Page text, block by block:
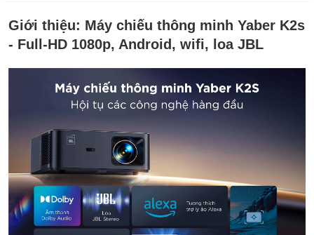
Giới thiệu: Máy chiếu thông minh Yaber K2s
- Full-HD 1080p, Android, wifi, loa JBL